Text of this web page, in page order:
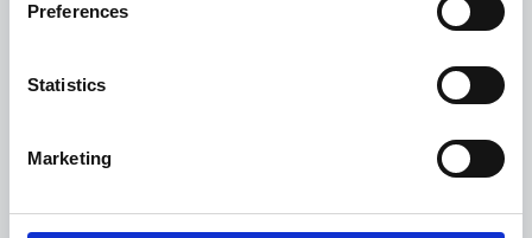
Preferences
Statistics
Marketing
verlaagde risico's? Zeg niets meer. Esker staat
krijgen, met of zonder kredietaanvragen.